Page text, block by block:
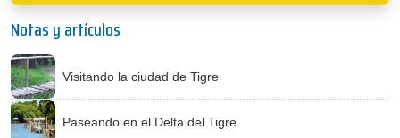
Notas y artículos
Visitando la ciudad de Tigre
Paseando en el Delta del Tigre